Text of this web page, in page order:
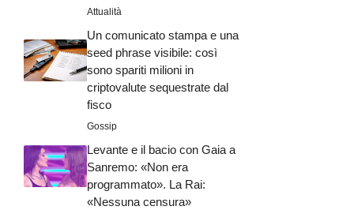
Attualità
Un comunicato stampa e una
seed phrase visibile: così
sono spariti milioni in
criptovalute sequestrate dal
fisco
Gossip
Levante e il bacio con Gaia a
Sanremo: «Non era
programmato». La Rai:
«Nessuna censura»